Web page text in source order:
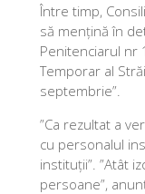
Între timp,
să mențină în
Penitenciarul nr
Temporar al
septembrie”.
”Ca rezultat a
cu personalul
instituții”. ”Atât
persoane”,